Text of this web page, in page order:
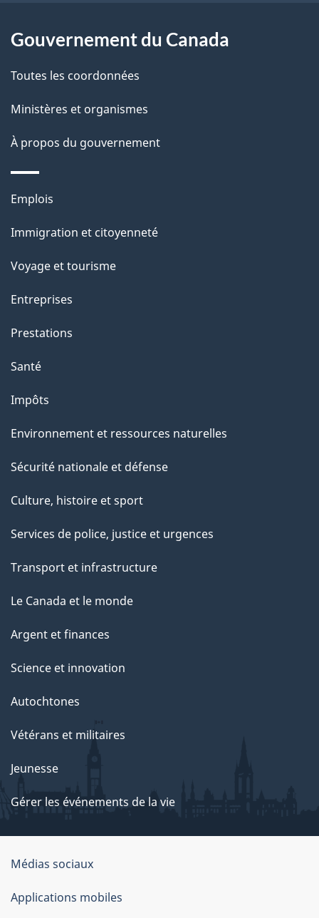
l
p
a
g
e
Gouvernement du Canada
Toutes les coordonnées
Ministères et organismes
À propos du gouvernement
Thèmes
sujets
Emplois
Immigration et citoyenneté
Voyage et tourisme
Entreprises
Prestations
Santé
Impôts
Environnement et ressources naturelles
Sécurité nationale et défense
Culture, histoire et sport
Services de police, justice et urgences
Transport et infrastructure
Le Canada et le monde
Argent et finances
Science et innovation
Autochtones
Vétérans et militaires
Jeunesse
Gérer les événements de la vie
Organisation
du
gouvernement
Médias sociaux
Applications mobiles